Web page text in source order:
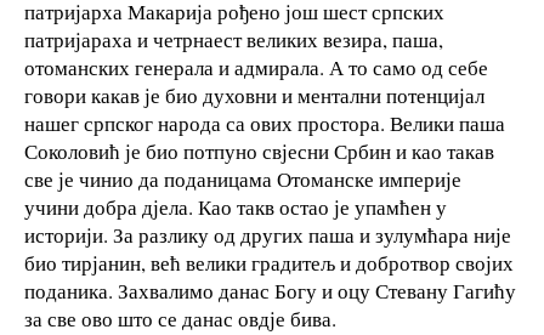
патријарха Макарија рођено још шест српских
патријараха и четрнаест великих везира, паша,
отоманских генерала и адмирала. А то само од себе
говори какав је био духовни и ментални потенцијал
нашег српског народа са ових простора. Велики паша
Соколовић је био потпуно свјесни Србин и као такав
све је чинио да поданицама Отоманске империје
учини добра дјела. Као такв остао је упамћен у
историји. За разлику од других паша и зулумћара није
био тирјанин, већ велики градитељ и добротвор својих
поданика. Захвалимо данас Богу и оцу Стевану Гагићу
за све ово што се данас овдје бива.